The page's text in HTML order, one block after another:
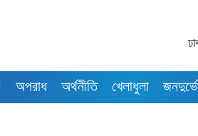
অপরাধ অর্থনীতি খেলাধুলা